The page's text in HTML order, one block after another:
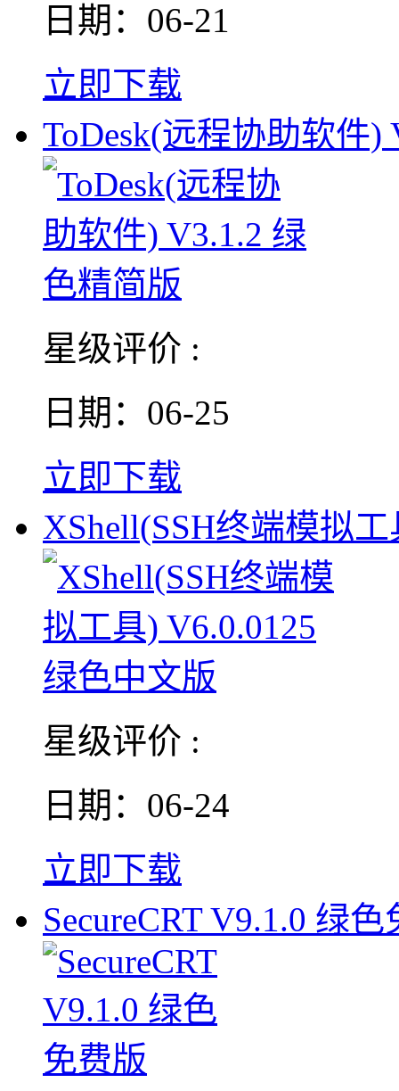
日期：06-21
立即下载
ToDesk(远程协助软件)
星级评价 :
日期：06-25
立即下载
XShell(SSH终端模拟
星级评价 :
日期：06-24
立即下载
SecureCRT V9.1.0 绿色